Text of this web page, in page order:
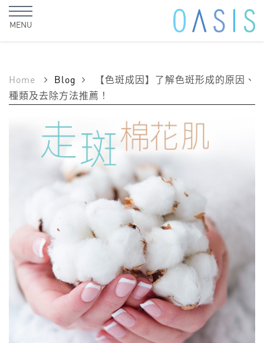
MENU
Home Blog
【色斑成因】了解色斑形成的原因、
種類及去除方法推薦！